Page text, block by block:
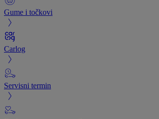
Gume i točkovi
Carlog
Servisni termin